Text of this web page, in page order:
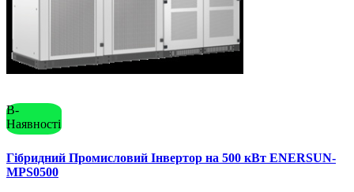
В-
Наявності
Гібридний Промисловий Інвертор на 500 кВт ENERSUN-
MPS0500